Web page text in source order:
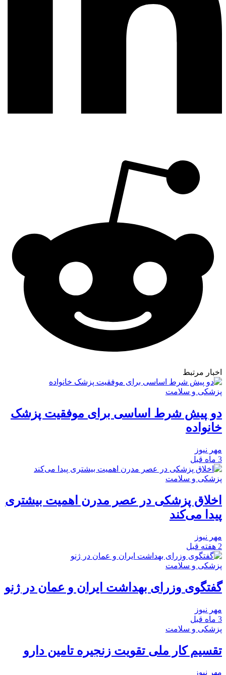
اخبار مرتبط
پزشکی و سلامت
دو پیش شرط اساسی برای موفقیت پزشک
خانواده
مهر نیوز
3 ماه قبل
پزشکی و سلامت
اخلاق پزشکی در عصر مدرن اهمیت بیشتری
پیدا می‌کند
مهر نیوز
2 هفته قبل
پزشکی و سلامت
گفتگوی وزرای بهداشت ایران و عمان در ژنو
مهر نیوز
3 ماه قبل
پزشکی و سلامت
تقسیم کار ملی تقویت زنجیره تامین دارو
مهر نیوز